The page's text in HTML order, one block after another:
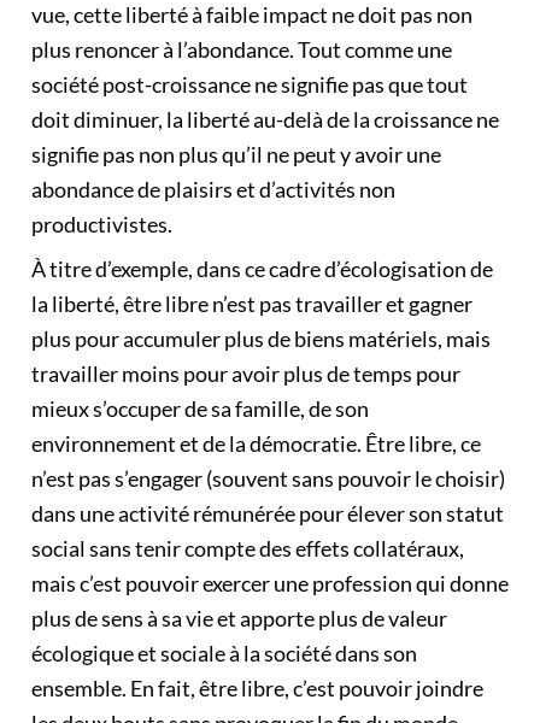
vue, cette liberté à faible impact ne doit pas non
plus renoncer à l’abondance. Tout comme une
société post-croissance ne signifie pas que tout
doit diminuer, la liberté au-delà de la croissance ne
signifie pas non plus qu’il ne peut y avoir une
abondance de plaisirs et d’activités non
productivistes.
À titre d’exemple, dans ce cadre d’écologisation de
la liberté, être libre n’est pas travailler et gagner
plus pour accumuler plus de biens matériels, mais
travailler moins pour avoir plus de temps pour
mieux s’occuper de sa famille, de son
environnement et de la démocratie. Être libre, ce
n’est pas s’engager (souvent sans pouvoir le choisir)
dans une activité rémunérée pour élever son statut
social sans tenir compte des effets collatéraux,
mais c’est pouvoir exercer une profession qui donne
plus de sens à sa vie et apporte plus de valeur
écologique et sociale à la société dans son
ensemble. En fait, être libre, c’est pouvoir joindre